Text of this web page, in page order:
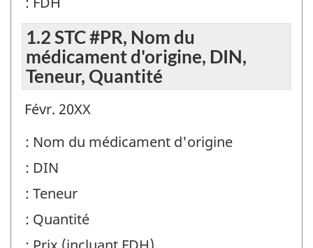
1.2 STC #PR, Nom du
médicament d'origine, DIN,
Teneur, Quantité
Févr. 20XX
: Nom du médicament d'origine
: DIN
: Teneur
: Quantité